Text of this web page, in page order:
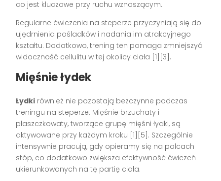
co jest kluczowe przy ruchu wznoszącym.
Regularne ćwiczenia na steperze przyczyniają się do
ujędrnienia pośladków i nadania im atrakcyjnego
kształtu. Dodatkowo, trening ten pomaga zmniejszyć
widoczność cellulitu w tej okolicy ciała [1][3].
Mięśnie łydek
Łydki również nie pozostają bezczynne podczas
treningu na steperze. Mięśnie brzuchaty i
płaszczkowaty, tworzące grupę mięśni łydki, są
aktywowane przy każdym kroku [1][5]. Szczególnie
intensywnie pracują, gdy opieramy się na palcach
stóp, co dodatkowo zwiększa efektywność ćwiczeń
ukierunkowanych na tę partię ciała.